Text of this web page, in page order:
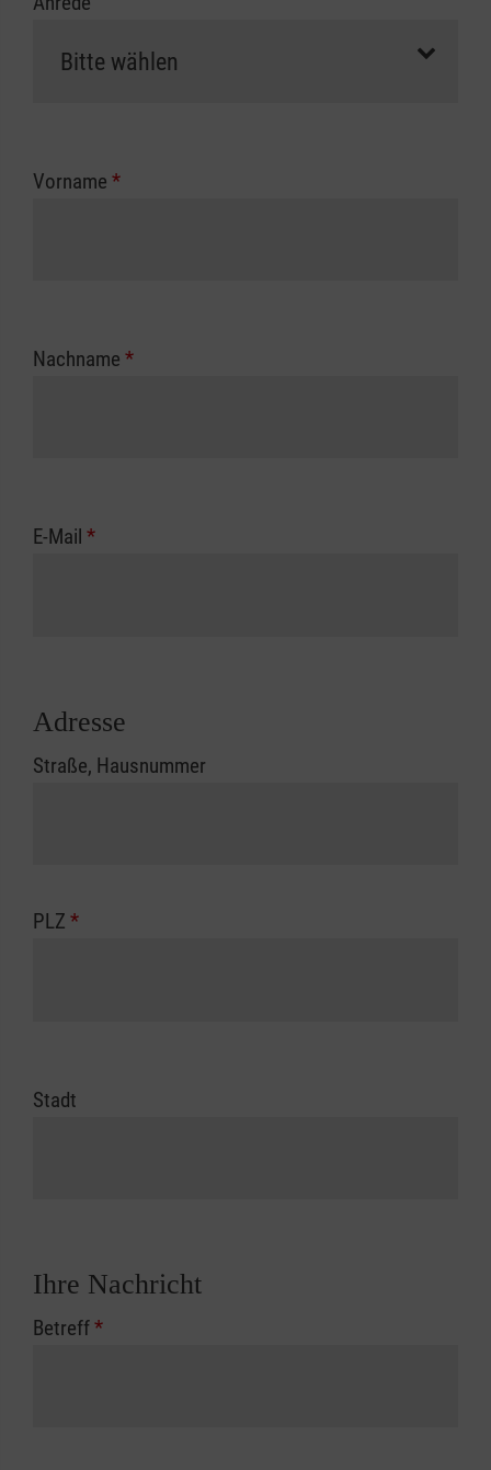
Vorname *
Nachname *
E-Mail *
Adresse
Straße, Hausnummer
PLZ *
Stadt
Ihre Nachricht
Betreff*